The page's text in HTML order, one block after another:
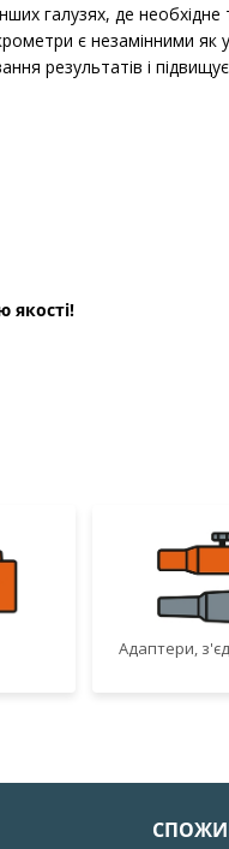
галузях, де
є незамінними
результатів і
якості!
Адаптери,